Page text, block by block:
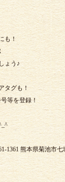
も！
ょう♪
タグも！
等を登録！
1361 熊本県菊池市七